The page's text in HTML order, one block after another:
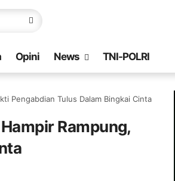
Opini News TNI-POLRI
Pengabdian Tulus Dalam Bingkai Cinta
Rampung,